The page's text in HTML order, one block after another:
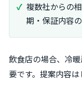
複数社からの
期・保証内容の
飲食店の場合、冷
要です。提案内容は